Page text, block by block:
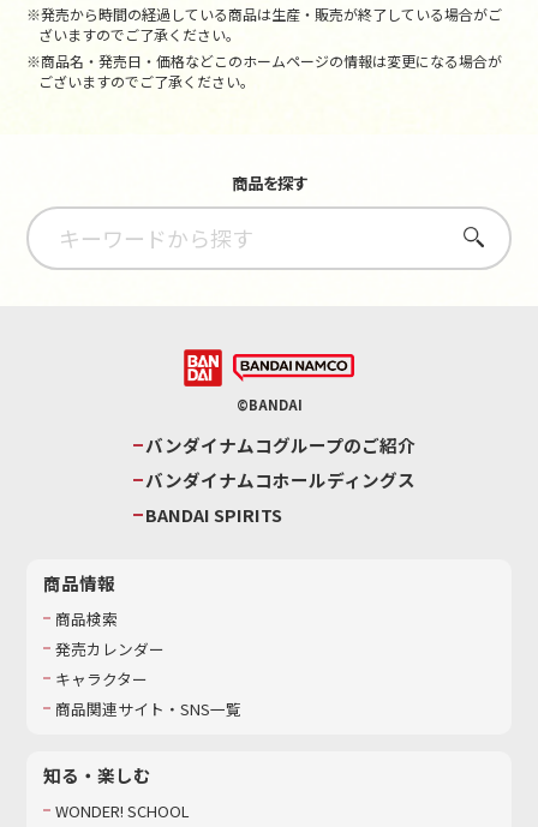
※発売から時間の経過している商品は生産・販売が終了している場合がご
ざいますのでご了承ください。
※商品名・発売日・価格などこのホームページの情報は変更になる場合が
ございますのでご了承ください。
商品を探す
さがす
©BANDAI
バンダイナムコグループのご紹介
バンダイナムコホールディングス
BANDAI SPIRITS
商品情報
商品検索
発売カレンダー
キャラクター
商品関連サイト・SNS一覧
知る・楽しむ
WONDER! SCHOOL